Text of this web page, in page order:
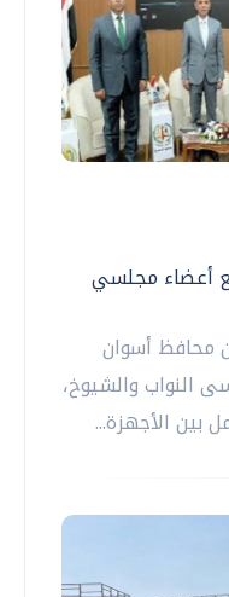
أعضاء مجلسي
محافظ أسوان
النواب والشيوخ،
بين الأجهزة...